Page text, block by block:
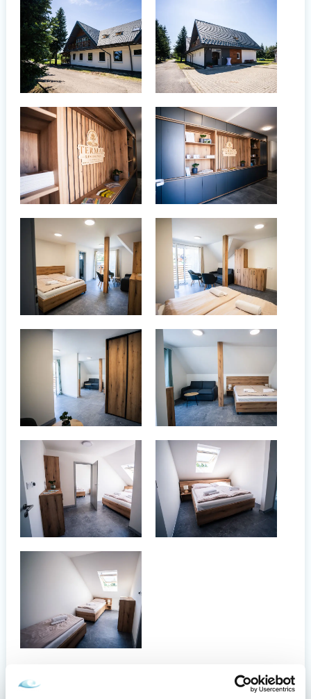
Zdieľajte tento článok s priateľmi